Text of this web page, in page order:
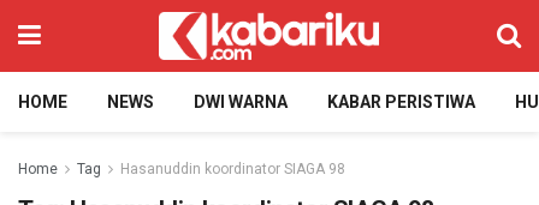
HOME NEWS DWI WARNA KABAR PERISTIWA
Home Tag Hasanuddin koordinator SIAGA 98